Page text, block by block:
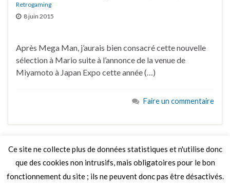
Retrogaming
8 juin 2015
Après Mega Man, j’aurais bien consacré cette nouvelle
sélection à Mario suite à l’annonce de la venue de
Miyamoto à Japan Expo cette année (…)
Faire un commentaire
LIRE PLUS
Ce site ne collecte plus de données statistiques et n'utilise donc
que des cookies non intrusifs, mais obligatoires pour le bon
fonctionnement du site ; ils ne peuvent donc pas être désactivés.